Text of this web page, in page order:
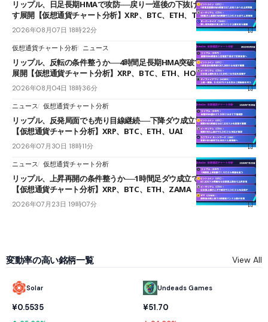
リップル、日足長期HMAで攻防──戻り一巡後の下抜けで0.95ドルを試
す展開【仮想通貨チャート分析】XRP、BTC、ETH、TAKE
2026年08月07日 18時22分
仮想通貨チャート分析 ニュース
リップル、反転の条件整うか──4時間足長期HMA突破で雲下端を目指す
展開【仮想通貨チャート分析】XRP、BTC、ETH、HOME
2026年08月04日 18時36分
ニュース 仮想通貨チャート分析
リップル、反発局面でも売り目線継続──下降ダウ成立で下値追う展開
【仮想通貨チャート分析】XRP、BTC、ETH、UAI
2026年07月30日 18時11分
ニュース 仮想通貨チャート分析
リップル、上昇再開の条件整うか──1時間足ダウ成立で1.185ドルを狙う
【仮想通貨チャート分析】XRP、BTC、ETH、ZAMA
2026年07月23日 19時07分
変動率の高い銘柄一覧 View All
Solar
¥0.5535
Undeads Games
¥51.70